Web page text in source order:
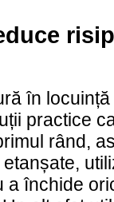
în
practice
rând,
a închide